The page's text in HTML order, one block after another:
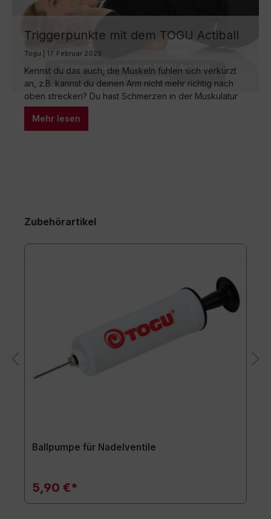
Triggerpunkte mit dem TOGU Actiball
Relax selbst behandeln
Togu | 17. Februar 2023
Kennst du das auch, die Muskeln fühlen sich verkürzt
an, z.B. kannst du deinen Arm nicht mehr richtig nach
oben strecken? Du hast Schmerzen in der Muskulatur
und diese strahlen aus? Wenn du über den
betreffenden Muskel streichst fühlst du kleine Knubbel
im Muskelgewebe? Dann ist es Zeit für eine
Mehr lesen
Zubehörartikel
Ballpumpe für Nadelventile
5,90 €*